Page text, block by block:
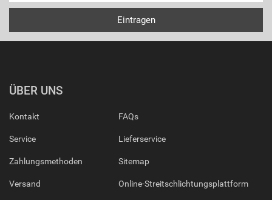
ÜBER UNS
Kontakt
Service
Zahlungsmethoden
Versand
FAQs
Lieferservice
Sitemap
Online-Streitschlichtungsplattform